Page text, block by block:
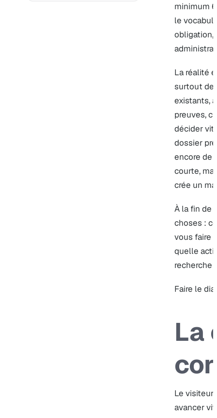
minimum
le
obligation,
La réalité
surtout de
existants,
preuves,
décider
dossier
encore de
courte,
crée un
À la fin de
choses :
vous faire
quelle
recherche
Faire le
La
Le visiteur
avancer